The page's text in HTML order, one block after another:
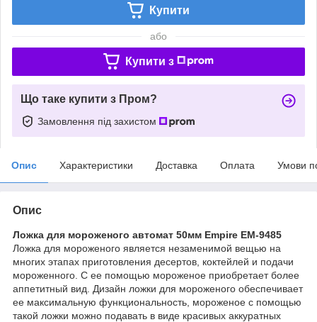
Купити
або
Купити з
Що таке купити з Пром?
Замовлення під захистом
Опис Характеристики Доставка Оплата Умови
Опис
Ложка для мороженого автомат 50мм Empire EM-9485
Ложка для мороженого является незаменимой вещью на
многих этапах приготовления десертов, коктейлей и подачи
мороженного. С ее помощью мороженое приобретает более
аппетитный вид. Дизайн ложки для мороженого обеспечивает
ее максимальную функциональность, мороженое с помощью
такой ложки можно подавать в виде красивых аккуратных